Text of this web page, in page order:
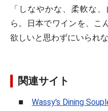
「しなやかな、柔軟な
ら。日本でワインを、こ
欲しいと思わずにいられな
関連サイト
■ Wassy's Dining